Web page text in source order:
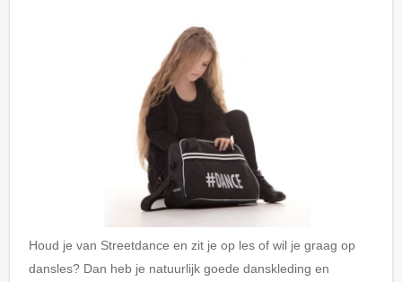
Houd je van Streetdance en zit je op les of wil je graag op
dansles? Dan heb je natuurlijk goede danskleding en